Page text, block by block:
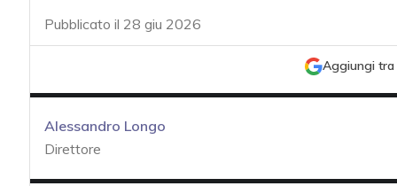
Pubblicato il 28 giu 2026
Aggiungi tra
Alessandro Longo
Direttore